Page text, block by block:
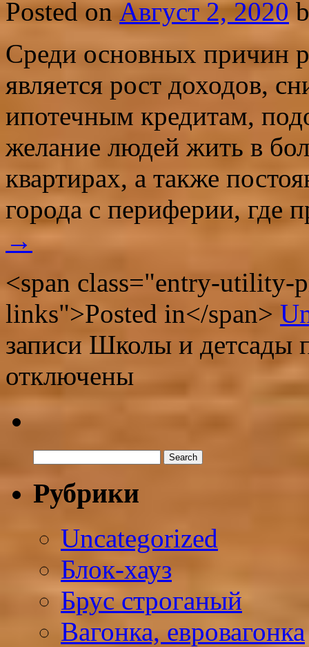
Posted on Август 2, 2020
Среди основных причин
является рост доходов,
ипотечным кредитам,
желание людей жить в
квартирах, а также
города с периферии, где
→
<span class="entry-utility-
links">Posted in</span>
записи Школы и детсады
отключены
Рубрики
Uncategorized
Блок-хауз
Брус строганый
Вагонка, евровагонка